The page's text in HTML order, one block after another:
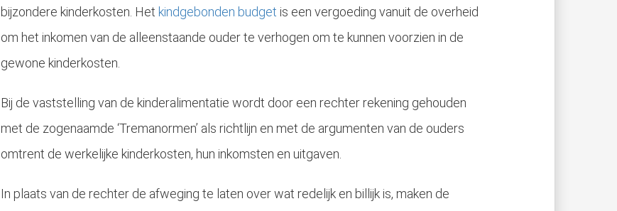
bijzondere kinderkosten. Het kindgebonden budget is een vergoeding vanuit de overheid
om het inkomen van de alleenstaande ouder te verhogen om te kunnen voorzien in de
gewone kinderkosten.
Bij de vaststelling van de kinderalimentatie wordt door een rechter rekening gehouden
met de zogenaamde ‘Tremanormen’ als richtlijn en met de argumenten van de ouders
omtrent de werkelijke kinderkosten, hun inkomsten en uitgaven.
In plaats van de rechter de afweging te laten over wat redelijk en billijk is, maken de